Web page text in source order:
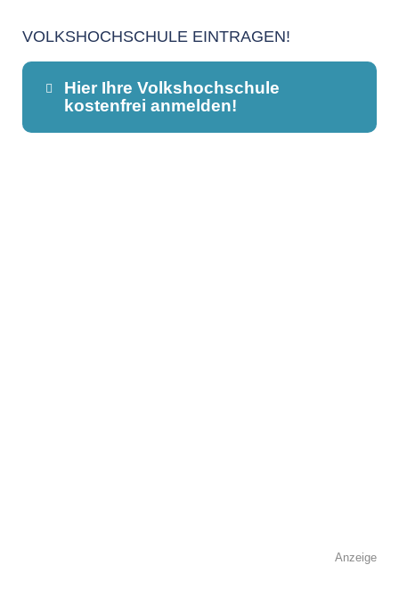
VOLKSHOCHSCHULE EINTRAGEN!
Hier Ihre Volkshochschule
kostenfrei anmelden!
Anzeige